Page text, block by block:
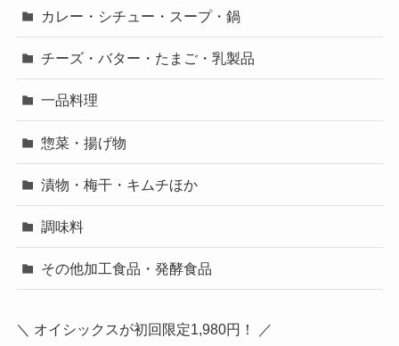
カレー・シチュー・スープ・鍋
チーズ・バター・たまご・乳製品
一品料理
惣菜・揚げ物
漬物・梅干・キムチほか
調味料
その他加工食品・発酵食品
＼ オイシックスが初回限定1,980円！ ／